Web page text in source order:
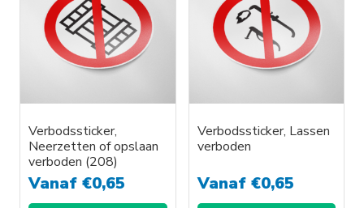
Verbodssticker,
Neerzetten of opslaan
verboden (208)
Vanaf €0,65
Verbodssticker, Lassen
verboden
Vanaf €0,65